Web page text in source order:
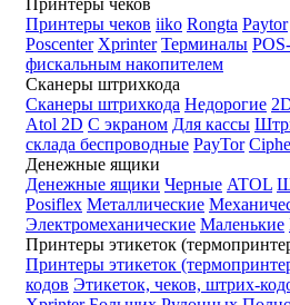
Принтеры чеков
Принтеры чеков iiko Rongta Paytor
Poscenter Xprinter Терминалы
фискальным накопителем
Сканеры штрихкода
Сканеры штрихкода Недорогие
Atol 2D С экраном Для кассы
склада беспроводные PayTor
Денежные ящики
Денежные ящики Черные ATOL
Posiflex Металлические
Электромеханические Маленькие
Принтеры этикеток
Принтеры этикеток
кодов Этикеток, чеков, штрих-